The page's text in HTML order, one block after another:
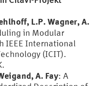
L.P. Wagner, A.
in Modular
IEEE International
(ICIT).
A. Fay: A